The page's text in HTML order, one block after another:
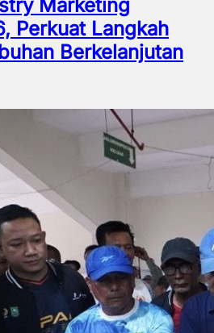
Marketing
Perkuat Langkah
Berkelanjutan